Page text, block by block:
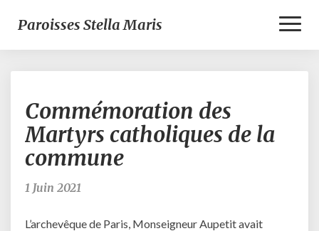
Paroisses Stella Maris
des
Martyrs
catholiques
Commémoration des
Martyrs catholiques de la
commune
1 Juin 2021
L’archevêque de Paris, Monseigneur Aupetit avait